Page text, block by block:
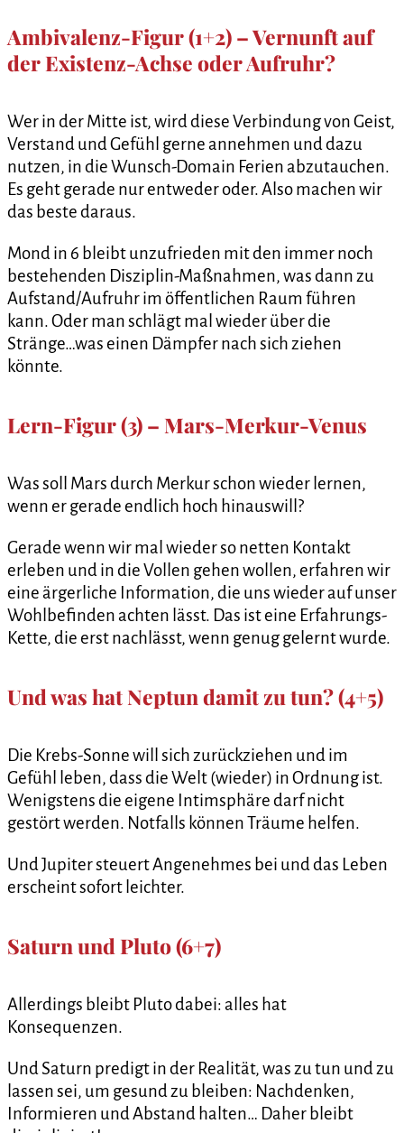
Ambivalenz-Figur (1+2) – Vernunft auf
der Existenz-Achse oder Aufruhr?
Wer in der Mitte ist, wird diese Verbindung von Geist,
Verstand und Gefühl gerne annehmen und dazu
nutzen, in die Wunsch-Domain Ferien abzutauchen.
Es geht gerade nur entweder oder. Also machen wir
das beste daraus.
Mond in 6 bleibt unzufrieden mit den immer noch
bestehenden Disziplin-Maßnahmen, was dann zu
Aufstand/Aufruhr im öffentlichen Raum führen
kann. Oder man schlägt mal wieder über die
Stränge…was einen Dämpfer nach sich ziehen
könnte.
Lern-Figur (3) – Mars-Merkur-Venus
Was soll Mars durch Merkur schon wieder lernen,
wenn er gerade endlich hoch hinauswill?
Gerade wenn wir mal wieder so netten Kontakt
erleben und in die Vollen gehen wollen, erfahren wir
eine ärgerliche Information, die uns wieder auf unser
Wohlbefinden achten lässt. Das ist eine Erfahrungs-
Kette, die erst nachlässt, wenn genug gelernt wurde.
Und was hat Neptun damit zu tun? (4+5)
Die Krebs-Sonne will sich zurückziehen und im
Gefühl leben, dass die Welt (wieder) in Ordnung ist.
Wenigstens die eigene Intimsphäre darf nicht
gestört werden. Notfalls können Träume helfen.
Und Jupiter steuert Angenehmes bei und das Leben
erscheint sofort leichter.
Saturn und Pluto (6+7)
Allerdings bleibt Pluto dabei: alles hat
Konsequenzen.
Und Saturn predigt in der Realität, was zu tun und zu
lassen sei, um gesund zu bleiben: Nachdenken,
Informieren und Abstand halten… Daher bleibt